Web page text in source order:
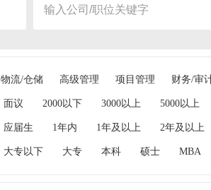
物流/仓储 高级管理 项目管理 财务/审
面议 2000以下 3000以上 5000以上
应届生 1年内 1年及以上 2年及以上
大专以下 大专 本科 硕士 MBA